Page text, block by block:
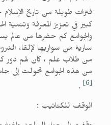
فترات طويلة من تاريخ
كبير في تعزيز المعرفة وتنمية
والجوامع كم حضرها من عالم
سارية من سواريها لإلقاء
من طلاب علم ، كان لهم دور
من هذه الجوامع تحولت إلى
[6]
.
الوقف للكتاتيب :